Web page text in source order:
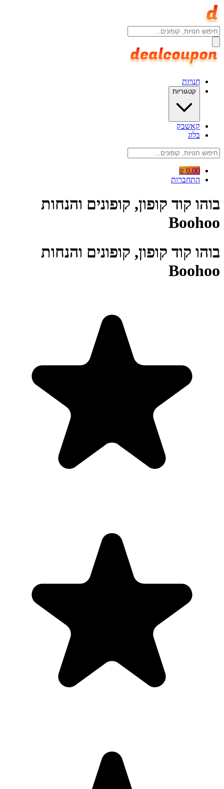
חנויות
קטגוריות
קאשבק
בלוג
0.00 ₪
התחברות
בוהו קוד קופון, קופונים והנחות
Boohoo
בוהו קוד קופון, קופונים והנחות
Boohoo